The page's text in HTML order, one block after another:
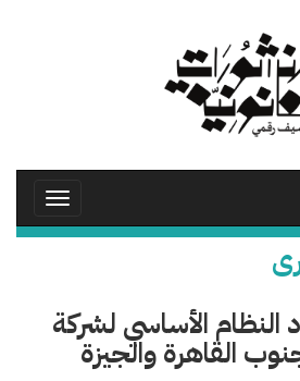
Toggle
الأساسي لشركة
القاهرة والجيزة